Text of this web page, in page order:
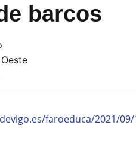
barcos
faroeduca/2021/